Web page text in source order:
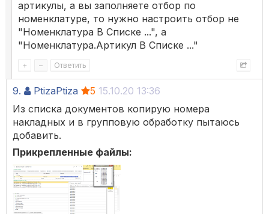
артикулы, а вы заполняете отбор по
номенклатуре, то нужно настроить отбор не
"Номенклатура В Списке ...", а
"Номенклатура.Артикул В Списке ..."
+ – Ответить
9. PtizaPtiza 5 15.10.20 13:36
Из списка документов копирую номера
накладных и в групповую обработку пытаюсь
добавить.
Прикрепленные файлы: